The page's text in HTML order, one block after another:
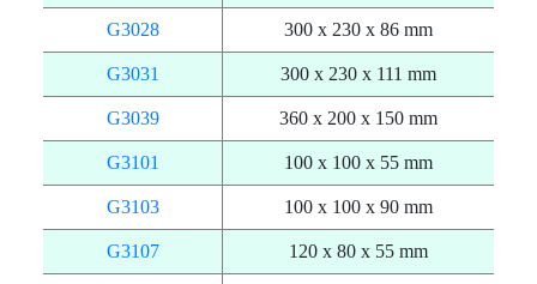
G3028 300 x 230 x 86 mm
G3031 300 x 230 x 111 mm
G3039 360 x 200 x 150 mm
G3101 100 x 100 x 55 mm
G3103 100 x 100 x 90 mm
G3107 120 x 80 x 55 mm